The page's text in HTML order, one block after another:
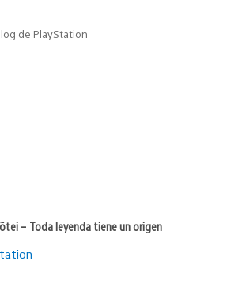
de PlayStation
– Toda leyenda tiene un origen